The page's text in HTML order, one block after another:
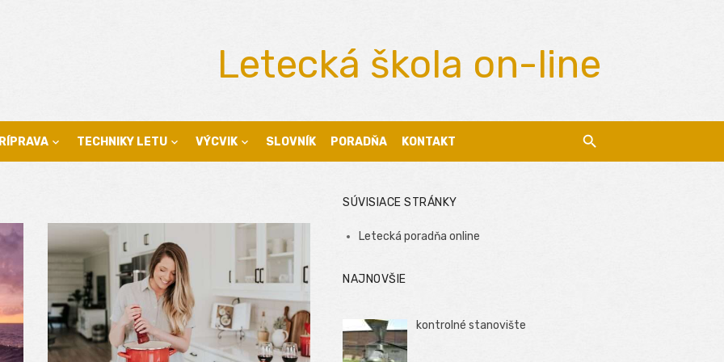
Letecká škola on-line
TECHNIKY LETU VÝCVIK SLOVNÍK PORADŇA KONTAKT
SÚVISIACE STRÁNKY
Letecká poradňa online
NAJNOVŠIE
kontrolné stanovište